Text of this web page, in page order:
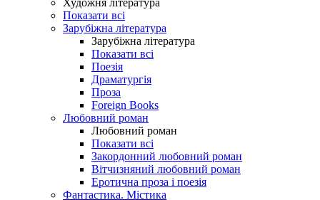
Художня література
Показати всі
Зарубіжна література
Зарубіжна література
Показати всі
Поезія
Драматургія
Проза
Foreign Books
Любовний роман
Любовний роман
Показати всі
Закордонний любовний роман
Вітчизняний любовний роман
Еротична проза і поезія
Фантастика. Містика